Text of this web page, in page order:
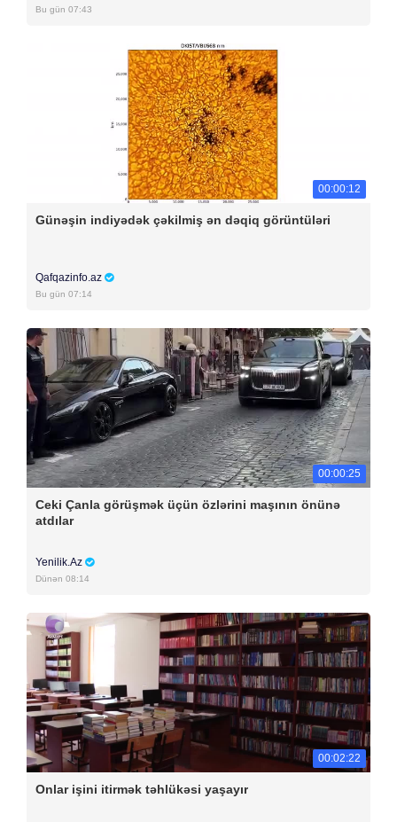
Bu gün 07:43
00:00:12
Günəşin indiyədək çəkilmiş ən dəqiq görüntüləri
Qafqazinfo.az
Bu gün 07:14
00:00:25
Ceki Çanla görüşmək üçün özlərini maşının önünə
atdılar
Yenilik.Az
Dünən 08:14
00:02:22
Onlar işini itirmək təhlükəsi yaşayır